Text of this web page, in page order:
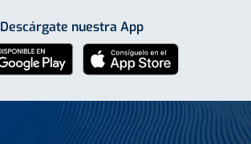
Descárgate nuestra App